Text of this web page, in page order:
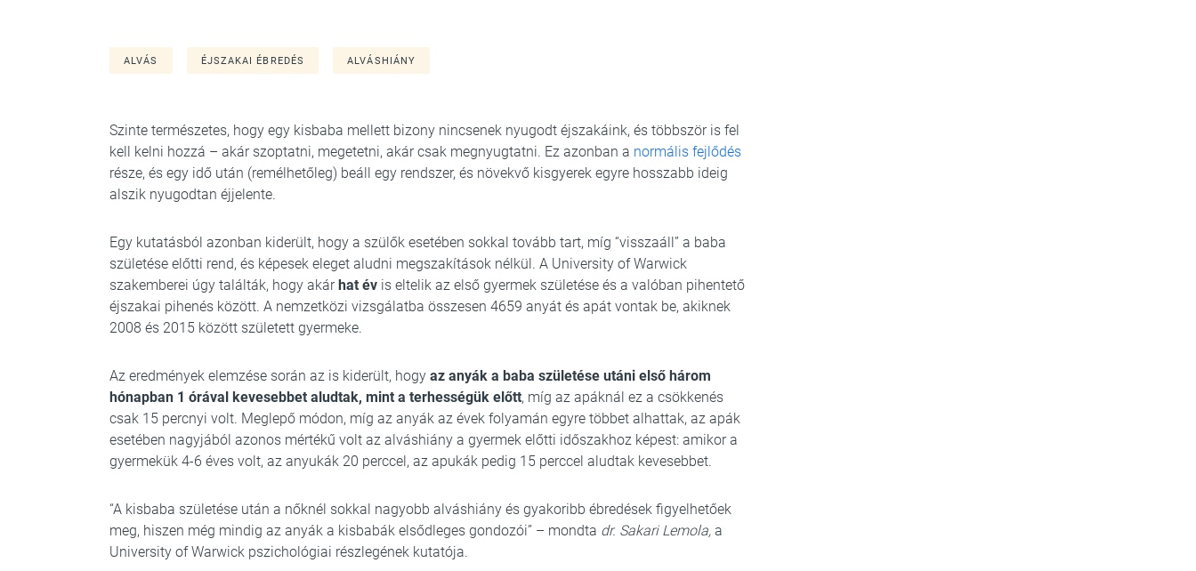
ALVÁS ÉJSZAKAI ÉBREDÉS ALVÁSHIÁNY
Szinte természetes, hogy egy kisbaba mellett bizony nincsenek nyugodt éjszakáink, és többször is fel
kell kelni hozzá – akár szoptatni, megetetni, akár csak megnyugtatni. Ez azonban a normális fejlődés
része, és egy idő után (remélhetőleg) beáll egy rendszer, és növekvő kisgyerek egyre hosszabb ideig
alszik nyugodtan éjjelente.
Egy kutatásból azonban kiderült, hogy a szülők esetében sokkal tovább tart, míg “visszaáll” a baba
születése előtti rend, és képesek eleget aludni megszakítások nélkül. A University of Warwick
szakemberei úgy találták, hogy akárhat év is eltelik az első gyermek születése és a valóban pihentető
éjszakai pihenés között. A nemzetközi vizsgálatba összesen 4659 anyát és apát vontak be, akiknek
2008 és 2015 között született gyermeke.
Az eredmények elemzése során az is kiderült, hogy az anyák a baba születése utáni első három
hónapban 1 órával kevesebbet aludtak, mint a terhességük előtt, míg az apáknál ez a csökkenés
csak 15 percnyi volt. Meglepő módon, míg az anyák az évek folyamán egyre többet alhattak, az apák
esetében nagyjából azonos mértékű volt az alváshiány a gyermek előtti időszakhoz képest: amikor a
gyermekük 4-6 éves volt, az anyukák 20 perccel, az apukák pedig 15 perccel aludtak kevesebbet.
“A kisbaba születése után a nőknél sokkal nagyobb alváshiány és gyakoribb ébredések figyelhetőek
meg, hiszen még mindig az anyák a kisbabák elsődleges gondozói” – mondta dr. Sakari Lemola, a
University of Warwick pszichológiai részlegének kutatója.